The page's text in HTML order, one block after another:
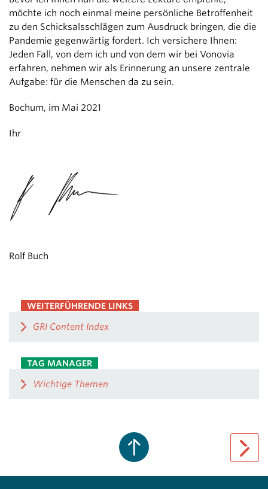
WEITERFÜHRENDE LINKS
GRI Content Index
TAG MANAGER
Wichtige Themen
möchte ich noch einmal meine persönliche Betroffenheit
zu den Schicksalsschlägen zum Ausdruck bringen, die die
Pandemie gegenwärtig fordert. Ich versichere Ihnen:
Jeden Fall, von dem ich und von dem wir bei Vonovia
erfahren, nehmen wir als Erinnerung an unsere zentrale
Aufgabe: für die Menschen da zu sein.
Bochum, im Mai 2021
Ihr
Rolf Buch